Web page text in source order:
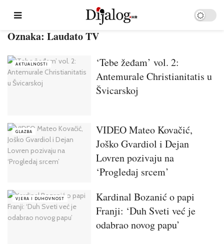
Oznaka: Laudato TV
AKTUALNOSTI
‘Tebe žeđam’ vol. 2:
Antemurale Christianitatis u
Švicarskoj
GLAZBA
VIDEO Mateo Kovačić,
Joško Gvardiol i Dejan
Lovren pozivaju na
‘Progledaj srcem’
VJERA I DUHOVNOST
Kardinal Bozanić o papi
Franji: ‘Duh Sveti već je
odabrao novog papu’